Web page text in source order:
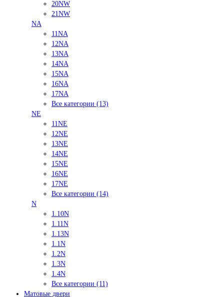
20NW
21NW
NA
11NA
12NA
13NA
14NA
15NA
16NA
17NA
Все категории (13)
NE
11NE
12NE
13NE
14NE
15NE
16NE
17NE
Все категории (14)
N
1.10N
1.11N
1.13N
1.1N
1.2N
1.3N
1.4N
Все категории (11)
Матовые двери